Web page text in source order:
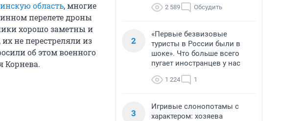
область, многие
перелете дроны
хорошо заметны и
не перестреляли из
об этом военного
Корнева.
2 589 Обсудить
2
«Первые безвизовые
туристы в России были в
шоке». Что больше всего
пугает иностранцев у нас
1 224 1
3
Игривые слонопотамы с
характером: хозяева